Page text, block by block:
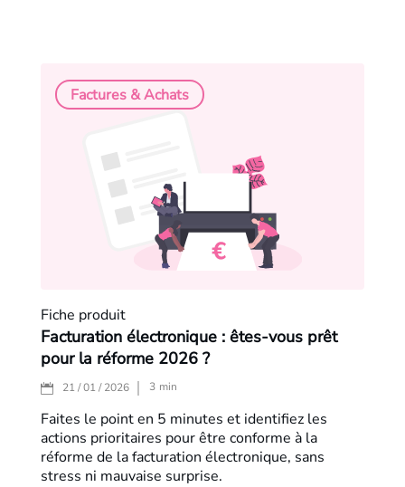
Factures & Achats
Fiche produit
Facturation électronique : êtes-vous prêt
pour la réforme 2026 ?
21 / 01 / 2026 3 min
Faites le point en 5 minutes et identifiez les
actions prioritaires pour être conforme à la
réforme de la facturation électronique, sans
stress ni mauvaise surprise.